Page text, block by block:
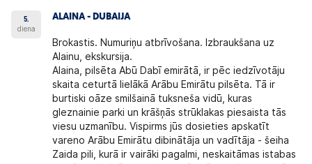
5.
diena
ALAINA - DUBAIJA
Brokastis. Numuriņu atbrīvošana. Izbraukšana uz
Alainu, ekskursija.
Alaina, pilsēta Abū Dabī emirātā, ir pēc iedzīvotāju
skaita ceturtā lielākā Arābu Emirātu pilsēta. Tā ir
burtiski oāze smilšainā tuksneša vidū, kuras
gleznainie parki un krāšņās strūklakas piesaista tās
viesu uzmanību. Vispirms jūs dosieties apskatīt
vareno Arābu Emirātu dibinātāja un vadītāja - šeiha
Zaida pili, kurā ir vairāki pagalmi, neskaitāmas istabas